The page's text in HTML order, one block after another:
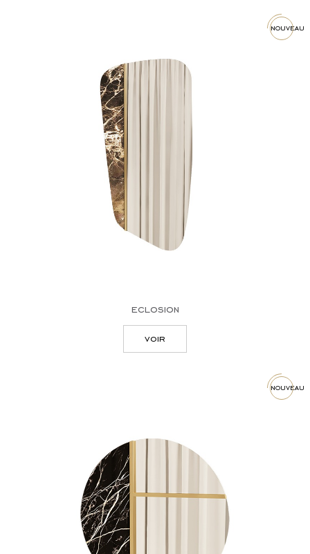
nouveau
eclosion
voir
nouveau